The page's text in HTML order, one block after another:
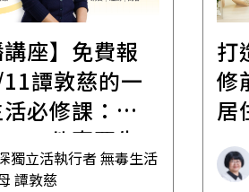
講座】免費報
譚敦慈的一
必修課：一
五件事要先
獨立活執行者 無毒生活
譚敦慈
打
修
居